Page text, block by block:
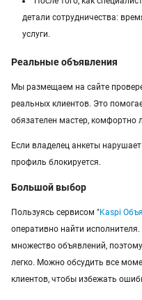
детали сотрудничества:
услуги.
Реальные объявления
Мы размещаем на сайте
реальных клиентов. Это
обязателен мастер, комфортно
Если владелец анкеты
профиль блокируется.
Большой выбор
Пользуясь сервисом "Kaspi
оперативно найти
множество объявлений,
легко. Можно обсудить все
клиентов, чтобы избежать